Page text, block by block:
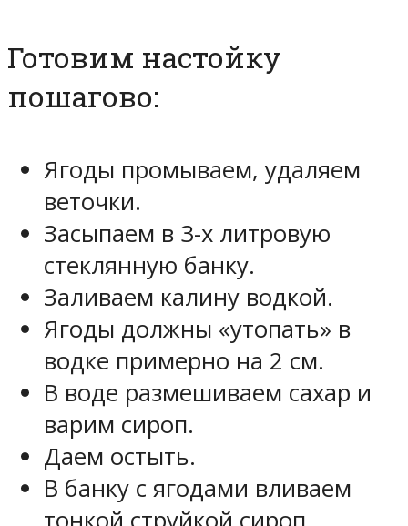
Готовим настойку
пошагово:
Ягоды промываем, удаляем
веточки.
Засыпаем в 3-х литровую
стеклянную банку.
Заливаем калину водкой.
Ягоды должны «утопать» в
водке примерно на 2 см.
В воде размешиваем сахар и
варим сироп.
Даем остыть.
В банку с ягодами вливаем